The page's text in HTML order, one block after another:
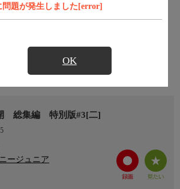
問題が発生しました[error]
OK
総集編 特別版#3[二]
ージュニア